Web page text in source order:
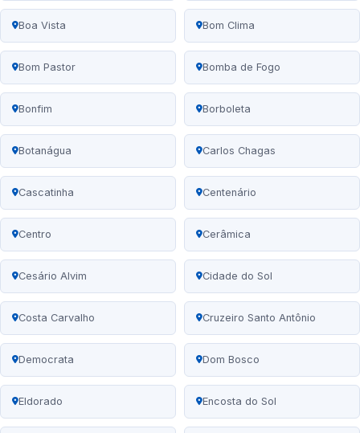
Boa Vista Bom Clima
Bom Pastor Bomba de Fogo
Bonfim Borboleta
Botanágua Carlos Chagas
Cascatinha Centenário
Centro Cerâmica
Cesário Alvim Cidade do Sol
Costa Carvalho Cruzeiro Santo Antônio
Democrata Dom Bosco
Eldorado Encosta do Sol